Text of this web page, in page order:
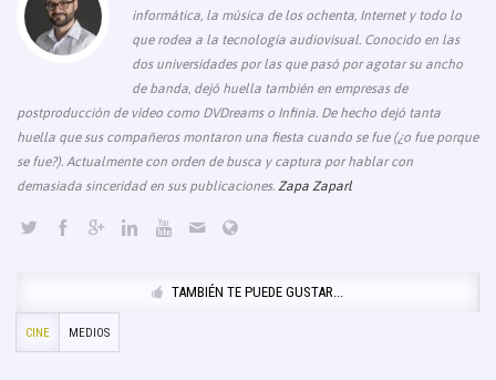
informática, la música de los ochenta, Internet y todo lo
que rodea a la tecnología audiovisual. Conocido en las
dos universidades por las que pasó por agotar su ancho
de banda, dejó huella también en empresas de
postproducción de vídeo como DVDreams o Infinia. De hecho dejó tanta
huella que sus compañeros montaron una fiesta cuando se fue (¿o fue porque
se fue?). Actualmente con orden de busca y captura por hablar con
demasiada sinceridad en sus publicaciones. Zapa Zaparl
TAMBIÉN TE PUEDE GUSTAR...
CINE MEDIOS